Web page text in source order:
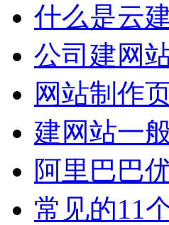
什么是云
公司建网
网站制作
建网站一
阿里巴巴
常见的11